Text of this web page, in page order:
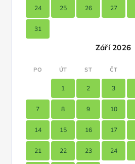
24 25 26 27
31
Září 2026
PO ÚT ST ČT
1 2 3
7 8 9 10
14 15 16 17
21 22 23 24